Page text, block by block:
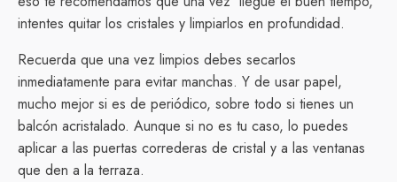
intentes quitar los cristales y limpiarlos en profundidad.
Recuerda que una vez limpios debes secarlos
inmediatamente para evitar manchas. Y de usar papel,
mucho mejor si es de periódico, sobre todo si tienes un
balcón acristalado. Aunque si no es tu caso, lo puedes
aplicar a las puertas correderas de cristal y a las ventanas
que den a la terraza.